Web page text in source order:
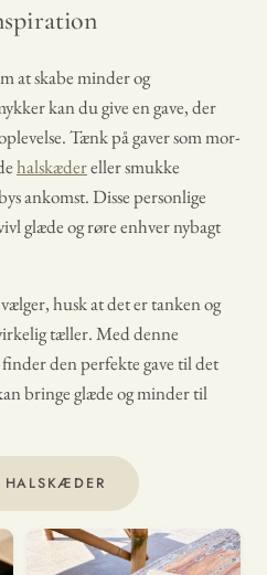
at skabe minder og
kan du give en gave, der
Tænk på gaver som mor-
halskædereller smukke
ankomst. Disse personlige
glæde og røre enhver nybagt
husk at det er tanken og
tæller. Med denne
den perfekte gave til det
bringe glæde og minder til
HALSKÆDER